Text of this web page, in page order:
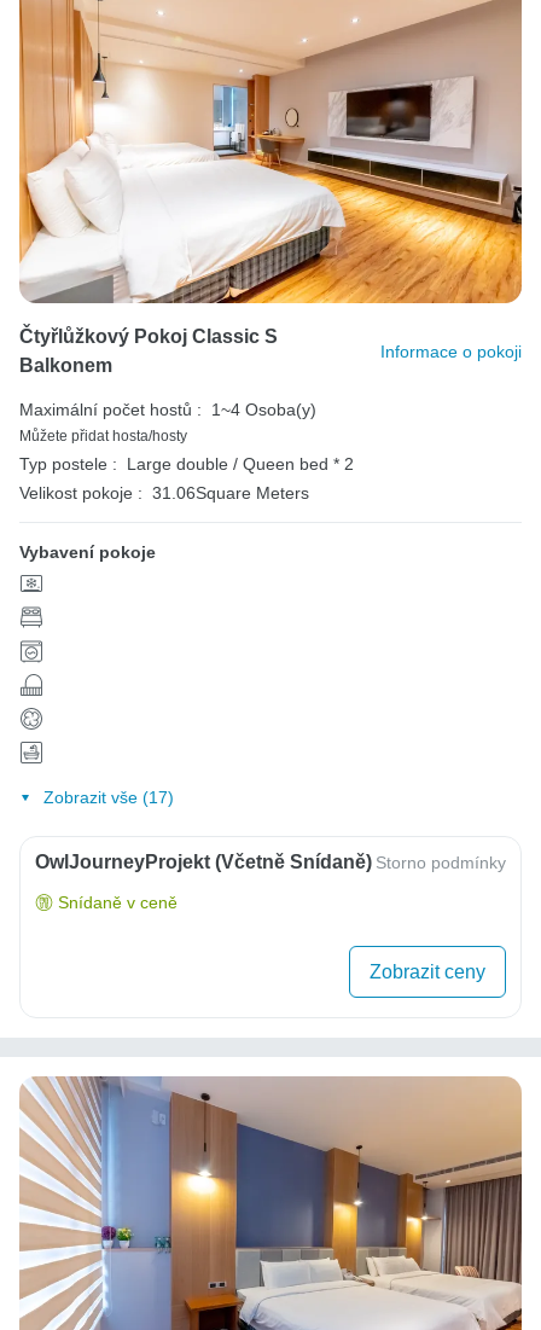
Čtyřlůžkový Pokoj Classic S
Balkonem
Informace o pokoji
Maximální počet hostů : 1~4 Osoba(y)
Můžete přidat hosta/hosty
Typ postele :
Large double / Queen bed * 2
Velikost pokoje : 31.06Square Meters
Vybavení pokoje
Zobrazit vše (17)
OwlJourneyProjekt (včetně Snídaně) Storno podmínky
Snídaně v ceně
Zobrazit ceny